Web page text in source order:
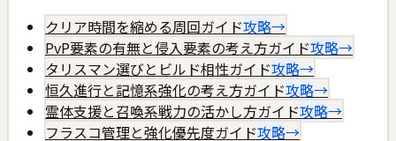
クリア時間を縮める周回ガイド攻略→
PvP要素の有無と侵入要素の考え方ガイド攻略→
タリスマン選びとビルド相性ガイド攻略→
恒久進行と記憶系強化の考え方ガイド攻略→
霊体支援と召喚系戦力の活かし方ガイド攻略→
フラスコ管理と強化優先度ガイド攻略→